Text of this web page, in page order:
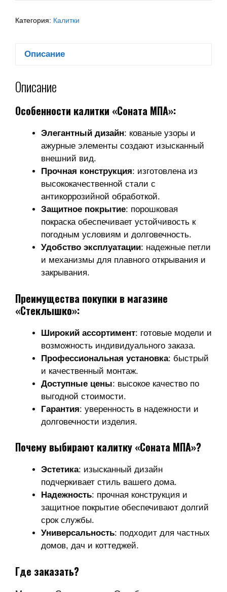
Категория: Калитки
Описание
Описание
Особенности калитки «Соната МПА»:
Элегантный дизайн: кованые узоры и
ажурные элементы создают изысканный
внешний вид.
Прочная конструкция: изготовлена из
высококачественной стали с
антикоррозийной обработкой.
Защитное покрытие: порошковая
покраска обеспечивает устойчивость к
погодным условиям и долговечность.
Удобство эксплуатации: надежные петли
и механизмы для плавного открывания и
закрывания.
Преимущества покупки в магазине
«Стеклышко»:
Широкий ассортимент: готовые модели и
возможность индивидуального заказа.
Профессиональная установка: быстрый
и качественный монтаж.
Доступные цены: высокое качество по
выгодной стоимости.
Гарантия: уверенность в надежности и
долговечности изделия.
Почему выбирают калитку «Соната МПА»?
Эстетика: изысканный дизайн
подчеркивает стиль вашего дома.
Надежность: прочная конструкция и
защитное покрытие обеспечивают долгий
срок службы.
Универсальность: подходит для частных
домов, дач и коттеджей.
Где заказать?